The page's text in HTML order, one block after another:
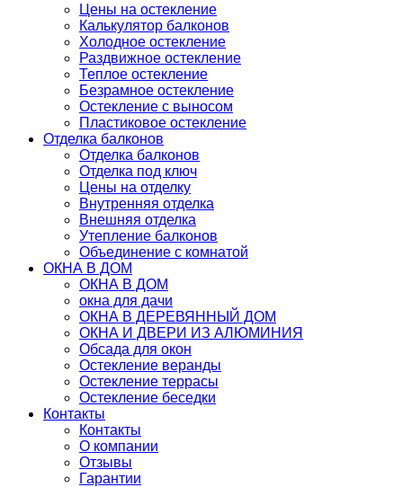
Цены на остекление
Калькулятор балконов
Холодное остекление
Раздвижное остекление
Теплое остекление
Безрамное остекление
Остекление с выносом
Пластиковое остекление
Отделка балконов
Отделка балконов
Отделка под ключ
Цены на отделку
Внутренняя отделка
Внешняя отделка
Утепление балконов
Объединение с комнатой
ОКНА В ДОМ
ОКНА В ДОМ
окна для дачи
ОКНА В ДЕРЕВЯННЫЙ ДОМ
ОКНА И ДВЕРИ ИЗ АЛЮМИНИЯ
Обсада для окон
Остекление веранды
Остекление террасы
Остекление беседки
Контакты
Контакты
О компании
Отзывы
Гарантии